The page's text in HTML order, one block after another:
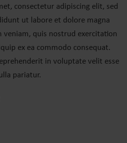
consectetur adipiscing elit, sed
ut labore et dolore magna
veniam, quis nostrud exercitation
ex ea commodo consequat.
in voluptate velit esse
pariatur.